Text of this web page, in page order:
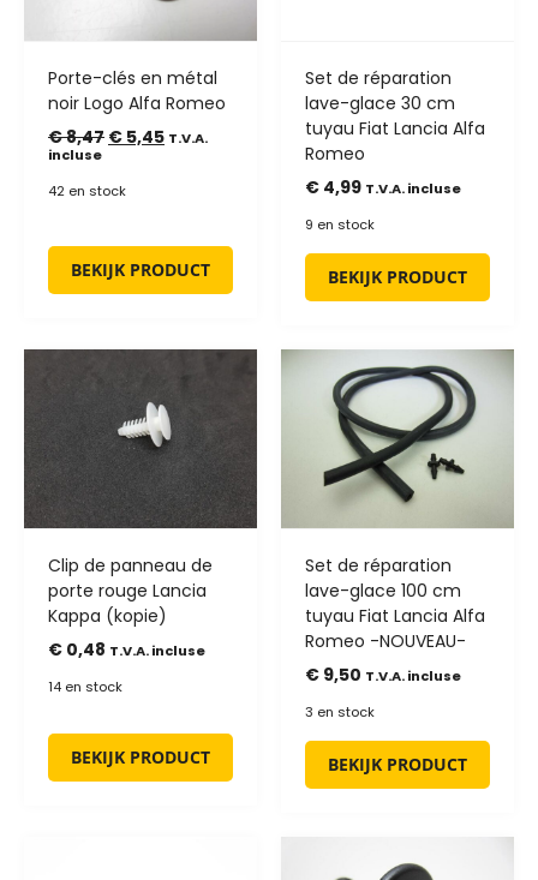
Porte-clés en métal
noir Logo Alfa Romeo
€8,47 € 5,45 T.V.A.
incluse
42 en stock
BEKIJK PRODUCT
Set de réparation
lave-glace 30 cm
tuyau Fiat Lancia Alfa
Romeo
€ 4,99 T.V.A. incluse
9 en stock
BEKIJK PRODUCT
Clip de panneau de
porte rouge Lancia
Kappa (kopie)
€ 0,48 T.V.A. incluse
14 en stock
BEKIJK PRODUCT
Set de réparation
lave-glace 100 cm
tuyau Fiat Lancia Alfa
Romeo -NOUVEAU-
€ 9,50 T.V.A. incluse
3 en stock
BEKIJK PRODUCT